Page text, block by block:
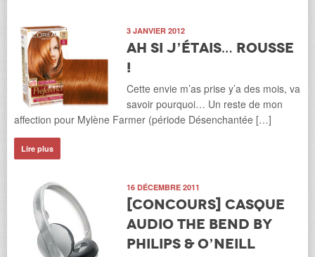
3 JANVIER 2012
Ah si j’étais… rousse
!
Cette envie m’as prise y’a des mois, va
savoir pourquoi… Un reste de mon
affection pour Mylène Farmer (période Désenchantée […]
Lire plus
16 DÉCEMBRE 2011
[Concours] Casque
audio The Bend by
Philips & O’Neill